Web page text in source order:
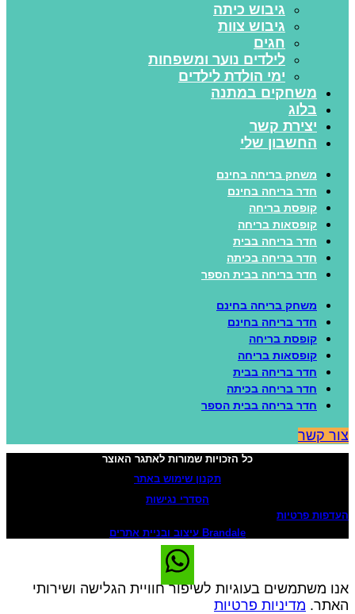
גיבוש כיתה
גיבוש צוות
חגים
לילדים נוער ומשפחות
ימי הולדת לילדים
משחקים במתנה
בלוג
יצירת קשר
החשבון שלי
משחק בריחה בחינם
חדר בריחה בחינם
קופסת בריחה
קופסאות בריחה
חדר בריחה בבית
חדר בריחה בכיתה
חדר בריחה בבית הספר
משחק בריחה בחינם
חדר בריחה בחינם
קופסת בריחה
קופסאות בריחה
חדר בריחה בבית
חדר בריחה בכיתה
חדר בריחה בבית הספר
קשר
כל הזכויות שמורות לאתגר האוצר
תקנון שימוש באתר
הסדרי נגישות
פרטיות
Brandale עיצוב ובניית אתרים
משתמשים בעוגיות לשיפור חוויית הגלישה ושירותי
מדיניות פרטיות